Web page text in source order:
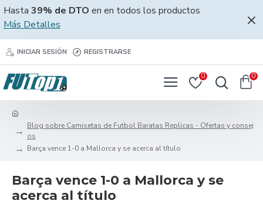
Hasta 39% de DTO en en todos los productos
Más Detalles
INICIAR SESIÓN REGISTRARSE
0 0
Blog sobre Camisetas de Futbol Baratas Replicas - Ofertas y consej
os
Barça vence 1-0 a Mallorca y se acerca al título
Barça vence 1-0 a Mallorca y se
acerca al título